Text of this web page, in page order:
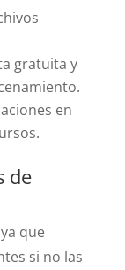
gratuita y
en
de
que
si no las